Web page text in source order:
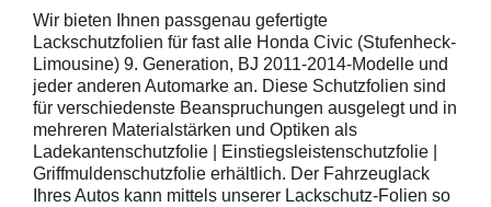
Wir bieten Ihnen passgenau gefertigte
Lackschutzfolien für fast alle Honda Civic (Stufenheck-
Limousine) 9. Generation, BJ 2011-2014-Modelle und
jeder anderen Automarke an. Diese Schutzfolien sind
für verschiedenste Beanspruchungen ausgelegt und in
mehreren Materialstärken und Optiken als
Ladekantenschutzfolie | Einstiegsleistenschutzfolie |
Griffmuldenschutzfolie erhältlich. Der Fahrzeuglack
Ihres Autos kann mittels unserer Lackschutz-Folien so